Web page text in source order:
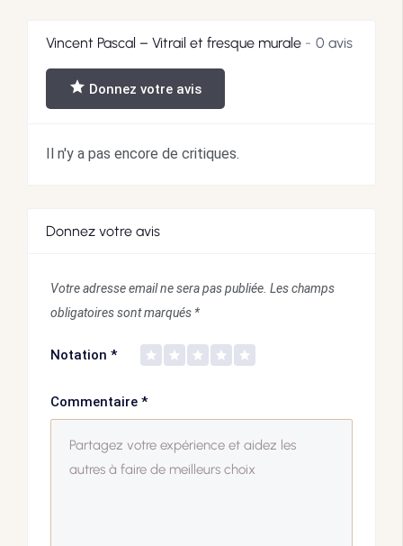
Vincent Pascal – Vitrail et fresque murale 0 avis
Donnez votre avis
Il n'y a pas encore de critiques.
Donnez votre avis
Votre adresse email ne sera pas publiée. Les champs
obligatoires sont marqués *
Notation *
Commentaire *